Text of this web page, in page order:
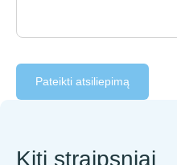
Pateikti atsiliepimą
Kiti straipsniai